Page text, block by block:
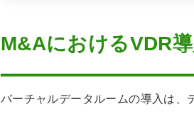
M&AにおけるVDR
バーチャルデータルームの導入は、